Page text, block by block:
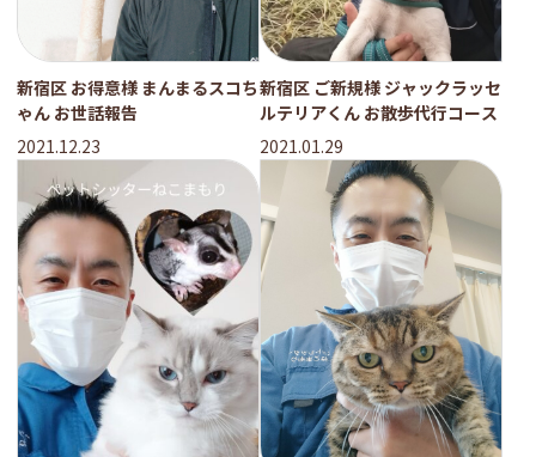
新宿区 お得意様 まんまるスコち
ゃん お世話報告
2021.12.23
新宿区 ご新規様 ジャックラッセ
ルテリアくん お散歩代行コース
2021.01.29